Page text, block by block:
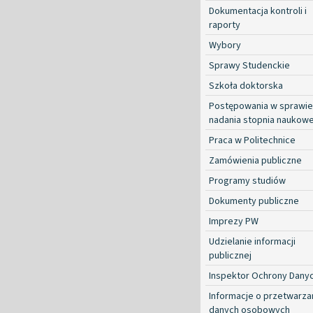
Dokumentacja kontroli i
raporty
Wybory
Sprawy Studenckie
Szkoła doktorska
Postępowania w sprawie
nadania stopnia
Praca w Politechnice
Zamówienia publiczne
Programy studiów
Dokumenty publiczne
Imprezy PW
Udzielanie informacji
publicznej
Inspektor Ochrony
Informacje o
danych osobowych